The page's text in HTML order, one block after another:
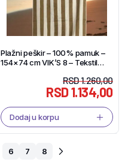
Plažni peškir – 100% pamuk –
154×74 cm VIK’S 8 – Tekstil
RSD1.260,00
RSD1.134,00
Dodaj u korpu
6 7 8